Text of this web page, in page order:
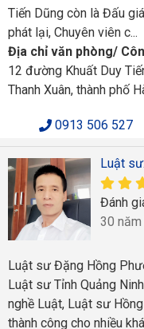
Tiến Dũng còn là Đấu
phát lại, Chuyên viên c...
Địa chỉ văn phòng/
12 đường Khuất Duy
Thanh Xuân, thành phố
0913 506 527
Luật sư:
Đánh
30 năm
Luật sư Đặng Hồng
Luật sư Tỉnh Quảng
nghề Luật, Luật sư
thành công cho nhiều